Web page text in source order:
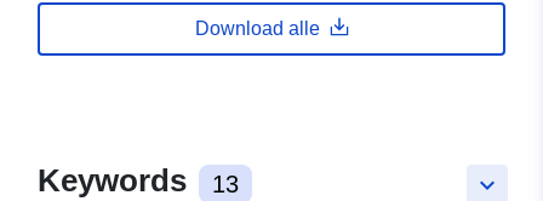
Download alle
keyboard_arrow_down
Keywords 13